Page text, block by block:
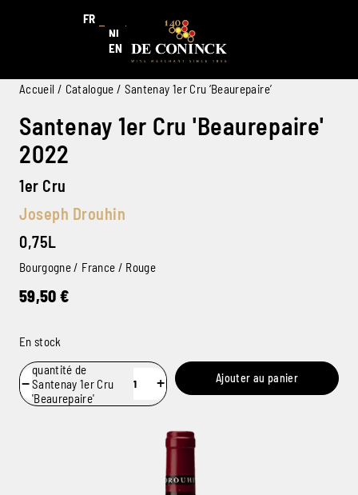
FR
NL
EN
Accueil / Catalogue / Santenay 1er Cru ‘Beaurepaire’
Santenay 1er Cru 'Beaurepaire'
2022
1er Cru
Joseph Drouhin
0,75L
Bourgogne / France / Rouge
59,50 €
En stock
−
quantité de
Santenay 1er Cru
'Beaurepaire'
+ Ajouter au panier